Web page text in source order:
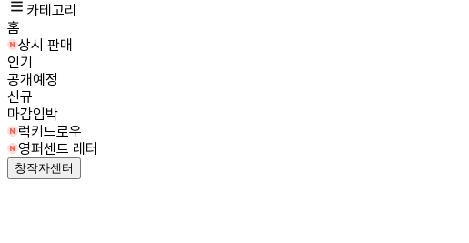
카테고리
홈
상시 판매
인기
공개예정
신규
마감임박
럭키드로우
영퍼센트 레터
창작자센터